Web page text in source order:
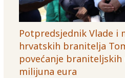
Potpredsjednik Vlade i
hrvatskih branitelja
povećanje braniteljskih
milijuna eura